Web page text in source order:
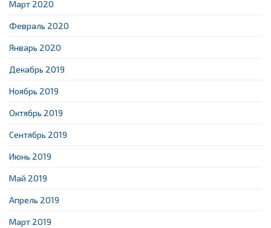
Март 2020
Февраль 2020
Январь 2020
Декабрь 2019
Ноябрь 2019
Октябрь 2019
Сентябрь 2019
Июнь 2019
Май 2019
Апрель 2019
Март 2019